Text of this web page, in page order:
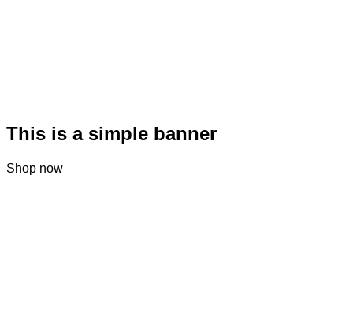
This is a simple banner
Shop now